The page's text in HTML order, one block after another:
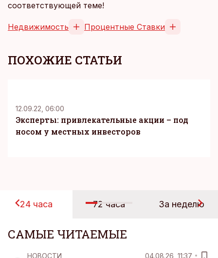
соответствующей теме!
Недвижимость Процентные Ставки
ПОХОЖИЕ СТАТЬИ
12.09.22, 06:00
Эксперты: привлекательные акции – под
носом у местных инвесторов
24 часа 72 часа За неделю
САМЫЕ ЧИТАЕМЫЕ
НОВОСТИ 04.08.26, 11:37